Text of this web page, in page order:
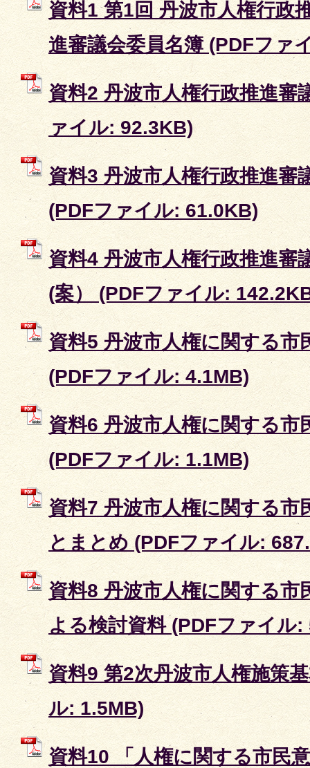
資料1 第1回 丹波市人権行政
進審議会委員名簿 (PDFファ
資料2 丹波市人権行政推進審
ァイル: 92.3KB)
資料3 丹波市人権行政推進審
(PDFファイル: 61.0KB)
資料4 丹波市人権行政推進審
(案） (PDFファイル:
資料5 丹波市人権に関する市
(PDFファイル: 4.1MB)
資料6 丹波市人権に関する市
(PDFファイル: 1.1MB)
資料7 丹波市人権に関する市
とまとめ (PDFファイル:
資料8 丹波市人権に関する市
よる検討資料 (PDFファイル
資料9 第2次丹波市人権施策
ル: 1.5MB)
資料10 「人権に関する市民